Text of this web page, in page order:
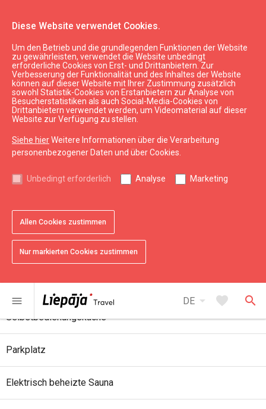
Diese Website verwendet Cookies.
Um den Betrieb und die grundlegenden Funktionen der Website
zu gewährleisten, verwendet die Website unbedingt
erforderliche Cookies von Erst- und Drittanbietern. Zur
Verbesserung der Funktionalität und des Inhaltes der Website
können auf dieser Website mit Ihrer Zustimmung zusätzlich
sowohl Statistik-Cookies von Erstanbietern zur Analyse von
Besucherstatistiken als auch Social-Media-Cookies von
Drittanbietern verwendet werden, um Videomaterial auf dieser
Website zur Verfügung zu stellen.
Siehe hierWeitere Informationen über die Verarbeitung
personenbezogener Daten und über Cookies.
Unbedingt erforderlich Analyse Marketing
Allen Cookies zustimmen
Nur markierten Cookies zustimmen
menu DE arrow_drop_down favorite search
Planen Unterkunft
Jugendherberge "Bakūzes muiža"
chevron_left
1 von 4
2 von 4
3 von 4
4 von 4
Selbstbedienungsküche
Parkplatz
Elektrisch beheizte Sauna